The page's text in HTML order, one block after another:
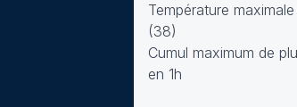
Température
(38)
Cumul maximum de
en 1h